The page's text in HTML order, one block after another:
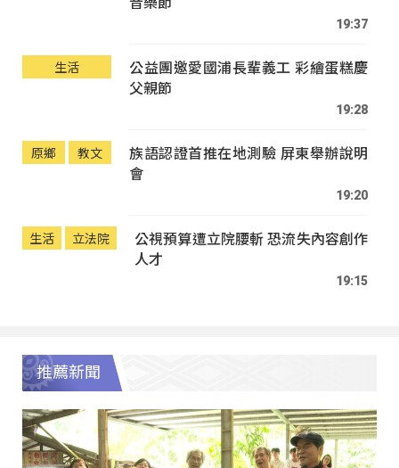
19:37
生活
公益團邀愛國浦長輩義工 彩繪蛋糕慶
父親節
19:28
原鄉 教文
族語認證首推在地測驗 屏東舉辦說明
會
19:20
生活 立法院
公視預算遭立院腰斬 恐流失內容創作
人才
19:15
推薦新聞